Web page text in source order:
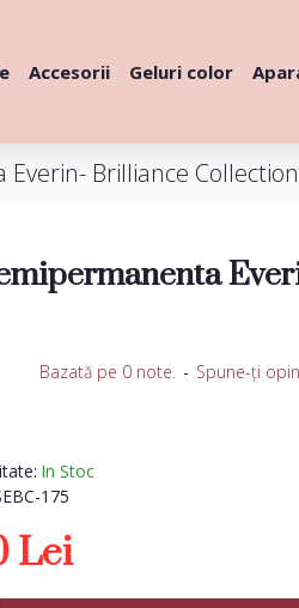
Accesorii Geluri color
Brilliance
In Stoc
175
Bazată pe 0 note. - Spune-ţi
Lei